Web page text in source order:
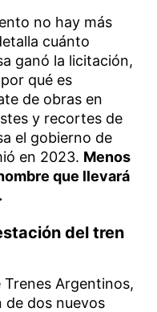
no hay más
cuánto
ganó la licitación,
qué es
de obras en
y recortes de
el gobierno de
en 2023. Menos
que llevará
del tren
Argentinos,
de dos nuevos